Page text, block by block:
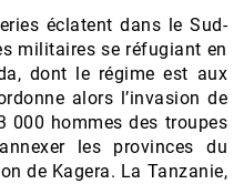
éclatent dans le Sud-
militaires se réfugiant en
dont le régime est aux
alors l’invasion de
000 hommes des troupes
les provinces du
de Kagera. La Tanzanie,